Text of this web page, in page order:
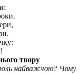
твору
найважчою? Чому